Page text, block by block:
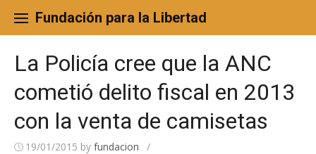
content
Fundación para la Libertad
La Policía cree que la ANC
cometió delito fiscal en 2013
con la venta de camisetas
19/01/2015 by fundacion /